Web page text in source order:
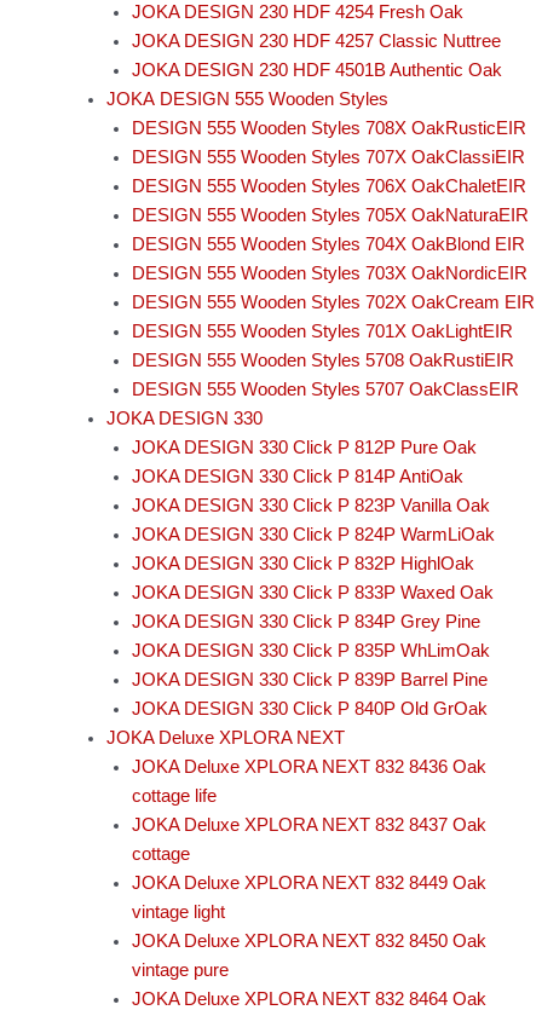
JOKA DESIGN 230 HDF 4254 Fresh Oak
JOKA DESIGN 230 HDF 4257 Classic Nuttree
JOKA DESIGN 230 HDF 4501B Authentic Oak
JOKA DESIGN 555 Wooden Styles
DESIGN 555 Wooden Styles 708X OakRusticEIR
DESIGN 555 Wooden Styles 707X OakClassiEIR
DESIGN 555 Wooden Styles 706X OakChaletEIR
DESIGN 555 Wooden Styles 705X OakNaturaEIR
DESIGN 555 Wooden Styles 704X OakBlond EIR
DESIGN 555 Wooden Styles 703X OakNordicEIR
DESIGN 555 Wooden Styles 702X OakCream EIR
DESIGN 555 Wooden Styles 701X OakLightEIR
DESIGN 555 Wooden Styles 5708 OakRustiEIR
DESIGN 555 Wooden Styles 5707 OakClassEIR
JOKA DESIGN 330
JOKA DESIGN 330 Click P 812P Pure Oak
JOKA DESIGN 330 Click P 814P AntiOak
JOKA DESIGN 330 Click P 823P Vanilla Oak
JOKA DESIGN 330 Click P 824P WarmLiOak
JOKA DESIGN 330 Click P 832P HighlOak
JOKA DESIGN 330 Click P 833P Waxed Oak
JOKA DESIGN 330 Click P 834P Grey Pine
JOKA DESIGN 330 Click P 835P WhLimOak
JOKA DESIGN 330 Click P 839P Barrel Pine
JOKA DESIGN 330 Click P 840P Old GrOak
JOKA Deluxe XPLORA NEXT
JOKA Deluxe XPLORA NEXT 832 8436 Oak
cottage life
JOKA Deluxe XPLORA NEXT 832 8437 Oak
cottage
JOKA Deluxe XPLORA NEXT 832 8449 Oak
vintage light
JOKA Deluxe XPLORA NEXT 832 8450 Oak
vintage pure
JOKA Deluxe XPLORA NEXT 832 8464 Oak